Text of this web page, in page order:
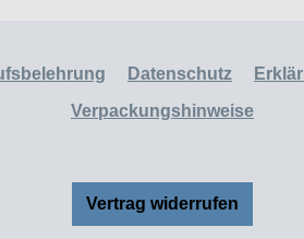
Datenschutz
Verpackungshinweise
Vertrag widerrufen